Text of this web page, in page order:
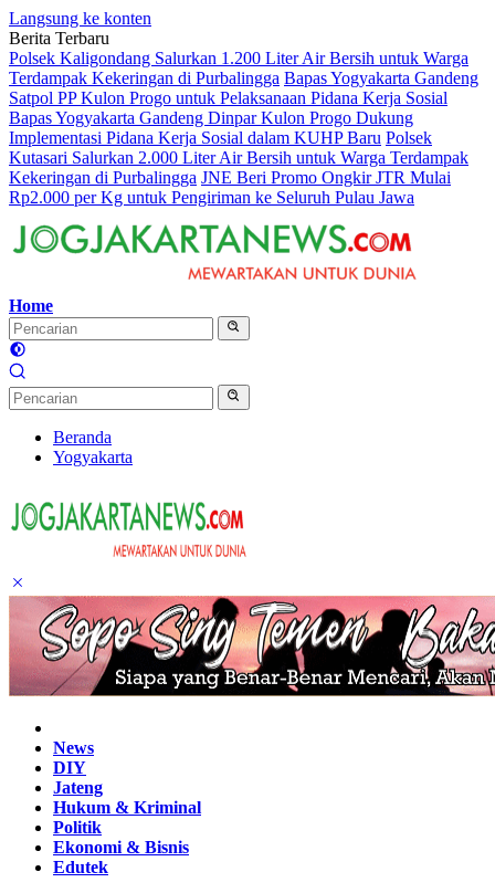
Langsung ke konten
Berita Terbaru
Polsek Kaligondang Salurkan 1.200 Liter Air Bersih untuk Warga
Terdampak Kekeringan di Purbalingga Bapas Yogyakarta Gandeng
Satpol PP Kulon Progo untuk Pelaksanaan Pidana Kerja Sosial
Bapas Yogyakarta Gandeng Dinpar Kulon Progo Dukung
Implementasi Pidana Kerja Sosial dalam KUHP Baru Polsek
Kutasari Salurkan 2.000 Liter Air Bersih untuk Warga Terdampak
Kekeringan di Purbalingga JNE Beri Promo Ongkir JTR Mulai
Rp2.000 per Kg untuk Pengiriman ke Seluruh Pulau Jawa
Home
Beranda
Yogyakarta
News
DIY
Jateng
Hukum & Kriminal
Politik
Ekonomi & Bisnis
Edutek